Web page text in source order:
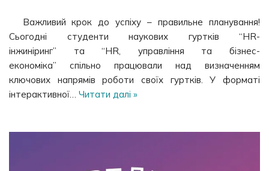
Важливий крок до успіху – правильне планування!
Сьогодні студенти наукових гуртків “HR-
інжиніринг” та “HR, управління та бізнес-
економіка” спільно працювали над визначенням
ключових напрямів роботи своїх гуртків. У форматі
інтерактивної… Читати далі »